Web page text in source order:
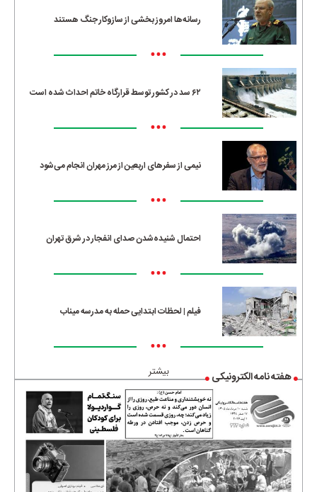
رسانه‌ها امروز بخشی از سازوکار جنگ هستند
•••
۶۲ سد در کشور توسط قرارگاه خاتم احداث شده است
•••
نیمی از سفرهای اربعین از مرز مهران انجام می‌شود
•••
احتمال شنیده‌شدن صدای انفجار در شرق تهران
•••
فیلم | لحظات ابتدایی حمله به مدرسه میناب
•••
بیشتر هفته نامه الکترونیکی